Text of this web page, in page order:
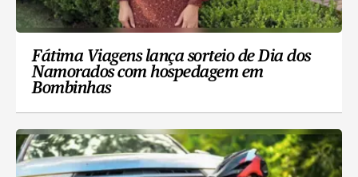
Fátima Viagens lança sorteio de Dia dos
Namorados com hospedagem em
Bombinhas